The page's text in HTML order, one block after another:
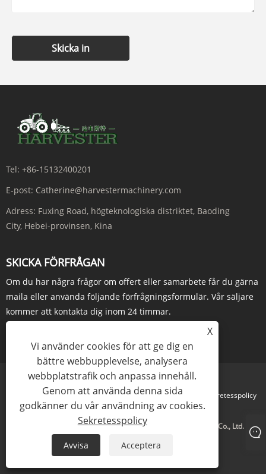
Skicka in
Tel: +86-15132400201
E-post: Catherine@harvestermachinery.com
Adress: Fuxing Road, högteknologiska distriktet, Baoding
City, Hebei-provinsen, Kina
SKICKA FÖRFRÅGAN
Om du har några frågor om offert eller samarbete får du gärna
maila eller använda följande förfrågningsformulär. Vår säljare
kommer att kontakta dig inom 24 timmar.
Links Sitemap RSS Sekretesspolicy
Copyright © 2023 Baoding Harvester Import and Export Trading Co., Ltd. Med
ensamrätt
X
Vi använder cookies för att ge dig en
bättre webbupplevelse, analysera
webbplatstrafik och anpassa innehåll.
Genom att använda denna sida
godkänner du vår användning av cookies.
Sekretesspolicy
Avvisa Acceptera